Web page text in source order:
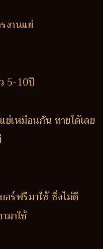
งานแย่
5-10ปี
เหมือนกัน ทายได้เลย
อร์ฟรีมาใช้ ซึ่งไม่ดี
มาใช้